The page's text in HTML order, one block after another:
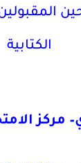
المقبولين
الكتابية
مركز